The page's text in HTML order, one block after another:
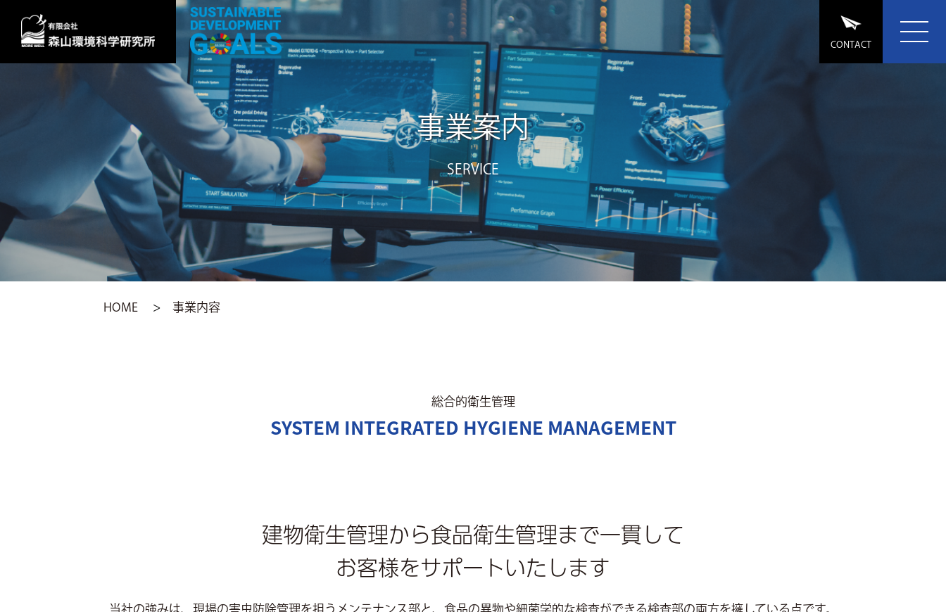
CONTACT
事業案内
SERVICE
HOME > 事業内容
総合的衛生管理
SYSTEM INTEGRATED HYGIENE MANAGEMENT
建物衛生管理から食品衛生管理まで一貫して
お客様をサポートいたします
当社の強みは、現場の害虫防除管理を担うメンテナンス部と、食品の異物や細菌学的な検査ができる検査部の両方を擁している点です。